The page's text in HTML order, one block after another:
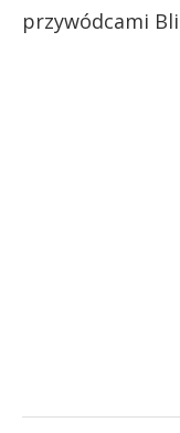
przywódcami